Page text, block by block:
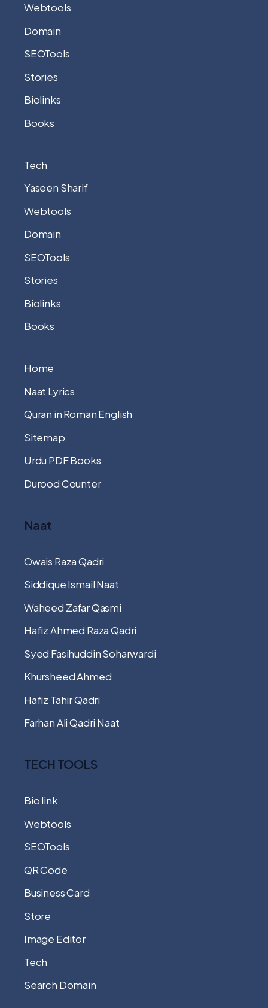
Webtools
Domain
SEOTools
Stories
Biolinks
Books
Tech
Yaseen Sharif
Webtools
Domain
SEOTools
Stories
Biolinks
Books
Home
Naat Lyrics
Quran in Roman English
Sitemap
Urdu PDF Books
Durood Counter
Naat
Owais Raza Qadri
Siddique Ismail Naat
Waheed Zafar Qasmi
Hafiz Ahmed Raza Qadri
Syed Fasihuddin Soharwardi
Khursheed Ahmed
Hafiz Tahir Qadri
Farhan Ali Qadri Naat
TECH TOOLS
Bio link
Webtools
SEOTools
QR Code
Business Card
Store
Image Editor
Tech
Search Domain